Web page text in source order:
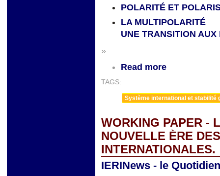
POLARITÉ ET
LA MULTIPOLARITÉ
UNE TRANSITION
»
Read more
TAGS:
Système international et stabilité
WORKING PAPER -
NOUVELLE ÈRE
INTERNATIONALES.
IERINews - le